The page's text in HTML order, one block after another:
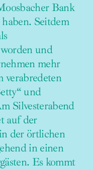
Bank
Seitdem
und
mehr
verabredeten
und
Silvesterabend
auf der
der örtlichen
in einen
Es kommt